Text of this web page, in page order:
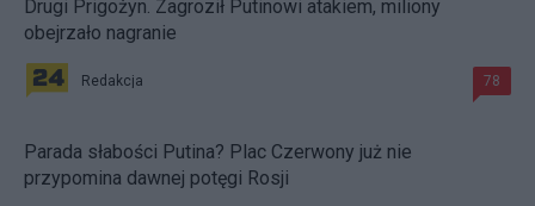
Drugi Prigożyn. Zagroził Putinowi atakiem, miliony
obejrzało nagranie
Redakcja 78
Parada słabości Putina? Plac Czerwony już nie
przypomina dawnej potęgi Rosji